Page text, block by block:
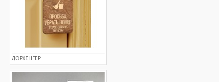
ДОРХЕНГЕР